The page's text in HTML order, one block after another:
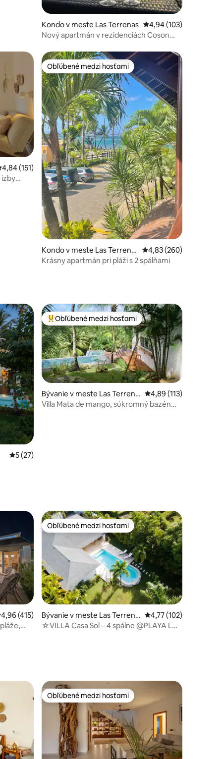
Kondo v meste Las Terrenas Priemerné
4,94 (103)
Nový apartmán v rezidenciách Coson
131
ohodnotenie 4,84 z 5, počet hodnotení: 151
4,84 (151)
Obľúbené medzi hosťami
Obľúbené medzi hosťami
Kondo v meste Las Terrena
s
Priemerné
4,83 (260)
Krásny apartmán pri pláži s 2 spálňami
204
Priemerné ohodnotenie 5 z 5, počet hodnotení: 27
5 (27)
Najobľúbenejšie medzi hosťami
Obľúbené medzi hosťami
Bývanie v meste Las Terrena
s
Priemerné
4,89 (113)
Villa Mata de mango, súkromný bazén
168
ohodnotenie 4,96 z 5, počet hodnotení: 415
4,96 (415)
Obľúbené medzi hosťami
Obľúbené medzi hosťami
Bývanie v meste Las Terrena
s
Priemerné
4,77 (102)
☆VILLA Casa Sol – 4 spálne @PLAYA LAS
Obľúbené medzi hosťami
Obľúbené medzi hosťami